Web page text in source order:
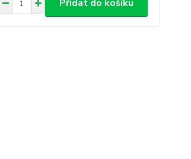
Přidat do košíku